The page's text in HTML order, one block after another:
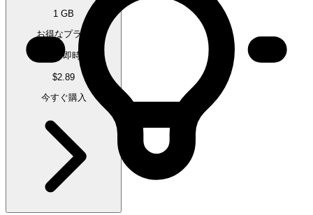
1 GB
お得なプラン
7 日間 · 即時配信
$2.89
今すぐ購入